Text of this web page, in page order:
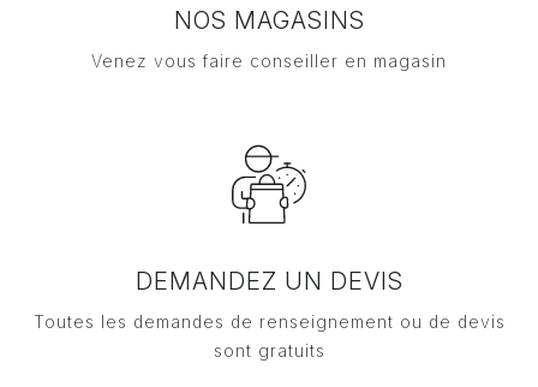
NOS MAGASINS
Venez vous faire conseiller en magasin
DEMANDEZ UN DEVIS
Toutes les demandes de renseignement ou de devis
sont gratuits